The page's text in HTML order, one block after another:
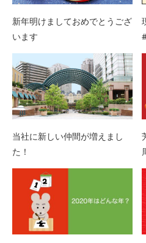
新年明けましておめでとうござ
います
当社に新しい仲間が増えまし
た！